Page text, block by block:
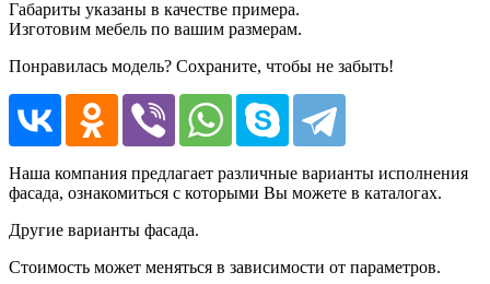
Габариты указаны в качестве примера.
Изготовим мебель по вашим размерам.
Понравилась модель? Сохраните, чтобы не забыть!
Наша компания предлагает различные варианты исполнения
фасада, ознакомиться с которыми Вы можете в каталогах.
Другие варианты фасада.
Стоимость может меняться в зависимости от параметров.